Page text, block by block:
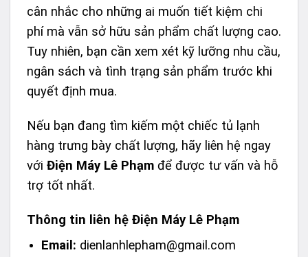
cân nhắc cho những ai muốn tiết kiệm chi
phí mà vẫn sở hữu sản phẩm chất lượng cao.
Tuy nhiên, bạn cần xem xét kỹ lưỡng nhu cầu,
ngân sách và tình trạng sản phẩm trước khi
quyết định mua.
Nếu bạn đang tìm kiếm một chiếc tủ lạnh
hàng trưng bày chất lượng, hãy liên hệ ngay
với Điện Máy Lê Phạm để được tư vấn và hỗ
trợ tốt nhất.
Thông tin liên hệ Điện Máy Lê Phạm
Email: dienlanhlepham@gmail.com